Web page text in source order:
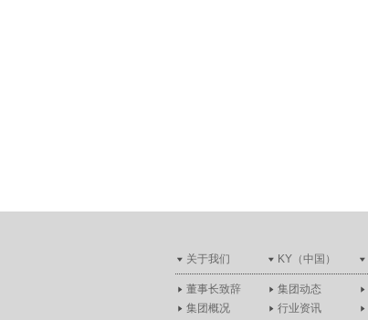
关于我们
董事长致辞
集团概况
KY（中国）
集团动态
行业资讯